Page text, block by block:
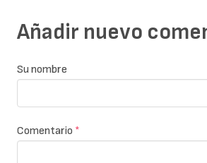
Añadir nuevo
Su nombre
Comentario *